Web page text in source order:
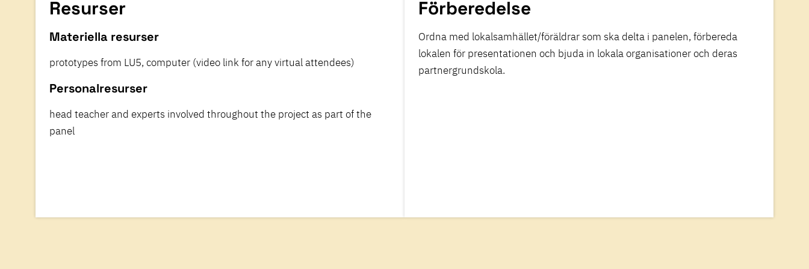
Resurser
Materiella resurser
prototypes from LU5, computer (video link for any virtual attendees)
Personalresurser
head teacher and experts involved throughout the project as part of the
panel
Förberedelse
Ordna med lokalsamhället/föräldrar som ska delta i panelen, förbereda
lokalen för presentationen och bjuda in lokala organisationer och deras
partnergrundskola.